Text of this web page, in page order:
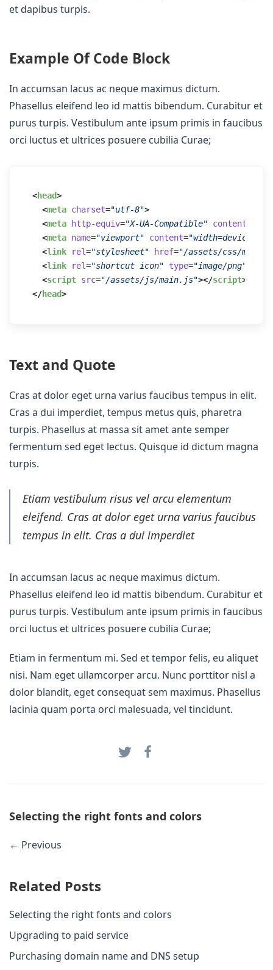
et dapibus turpis.
Example Of Code Block
In accumsan lacus ac neque maximus dictum.
Phasellus eleifend leo id mattis bibendum. Curabitur et
purus turpis. Vestibulum ante ipsum primis in faucibus
orci luctus et ultrices posuere cubilia Curae;
<head>
<meta charset="utf-8">
<meta http-equiv="X-UA-Compatible" content
<meta name="viewport" content="width=device-
<link rel="stylesheet" href="/assets/css/
<link rel="shortcut icon" type="image/png"
<script src="/assets/js/main.js"></script>
</head>
Text and Quote
Cras at dolor eget urna varius faucibus tempus in elit.
Cras a dui imperdiet, tempus metus quis, pharetra
turpis. Phasellus at massa sit amet ante semper
fermentum sed eget lectus. Quisque id dictum magna
turpis.
Etiam vestibulum risus vel arcu elementum
eleifend. Cras at dolor eget urna varius faucibus
tempus in elit. Cras a dui imperdiet
In accumsan lacus ac neque maximus dictum.
Phasellus eleifend leo id mattis bibendum. Curabitur et
purus turpis. Vestibulum ante ipsum primis in faucibus
orci luctus et ultrices posuere cubilia Curae;
Etiam in fermentum mi. Sed et tempor felis, eu aliquet
nisi. Nam eget ullamcorper arcu. Nunc porttitor nisl a
dolor blandit, eget consequat sem maximus. Phasellus
lacinia quam porta orci malesuada, vel tincidunt.
Selecting the right fonts and colors
← Previous
Related Posts
Selecting the right fonts and colors
Upgrading to paid service
Purchasing domain name and DNS setup